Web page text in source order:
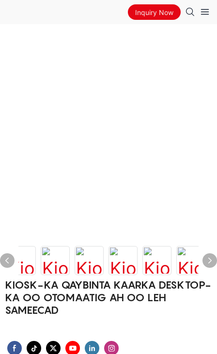
Inquiry Now
KIOSK-KA QAYBINTA KAARKA DESKTOP-
KA OO OTOMAATIG AH OO LEH
SAMEECAD